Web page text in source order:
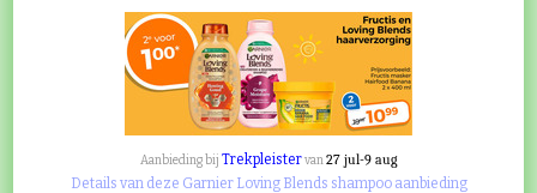
Aanbieding bij Trekpleistervan27 jul-9 aug
Details van deze Garnier Loving Blends shampoo aanbieding